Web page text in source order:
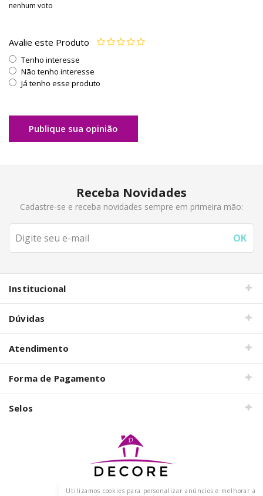
nenhum voto
Avalie este Produto
Tenho interesse
Não tenho interesse
Já tenho esse produto
Publique sua opinião
Receba Novidades
Cadastre-se e receba novidades sempre em primeira mão:
Institucional
Dúvidas
Atendimento
Forma de Pagamento
Selos
Utilizamos cookies para personalizar anúncios e melhorar a